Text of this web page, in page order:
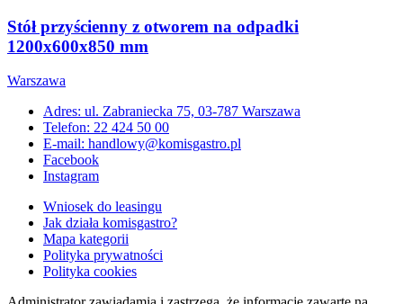
Stół przyścienny z otworem na odpadki
1200x600x850 mm
Warszawa
Adres: ul. Zabraniecka 75, 03-787 Warszawa
Telefon: 22 424 50 00
E-mail: handlowy@komisgastro.pl
Facebook
Instagram
Wniosek do leasingu
Jak działa komisgastro?
Mapa kategorii
Polityka prywatności
Polityka cookies